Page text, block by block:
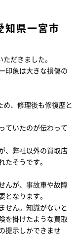
県一宮市
だきました。
印象は大きな損傷の
、修理後も修復歴と
ていたのが伝わって
、弊社以外の買取店
そうです。
んが、事故車や故障
なります。
せん。知識がないと
を掛けたような買取
提示しかできませ